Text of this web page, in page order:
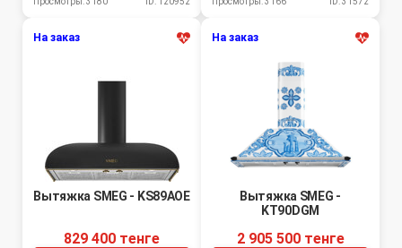
На заказ
Вытяжка SMEG - KS89AOE
829 400 тенге
На заказ
Вытяжка SMEG -
KT90DGM
2 905 500 тенге